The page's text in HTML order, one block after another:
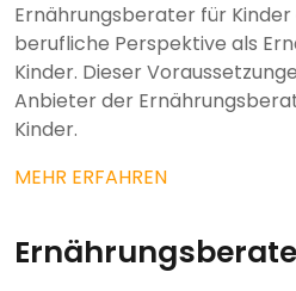
Ernährungsberater für Kinder
berufliche Perspektive als
Kinder. Dieser
Anbieter der
Kinder.
MEHR ERFAHREN